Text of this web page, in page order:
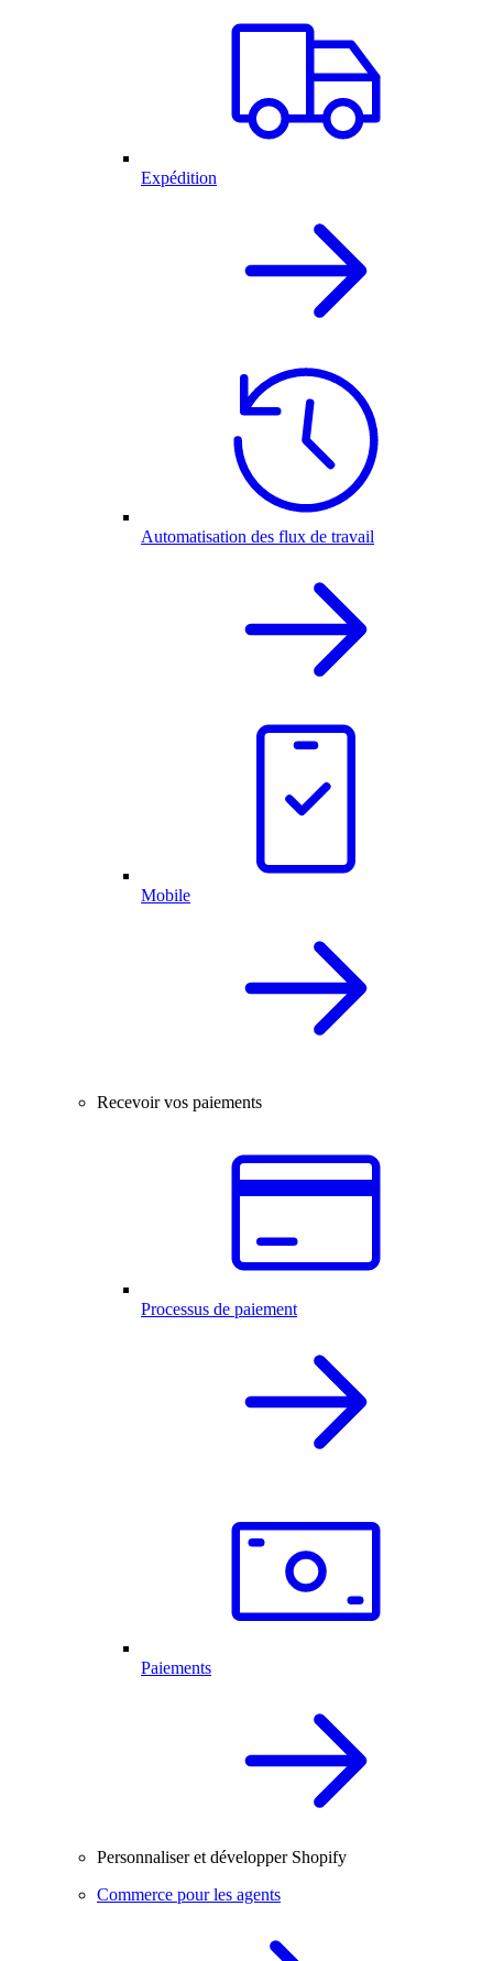
Expédition
Automatisation des flux de travail
Mobile
Recevoir vos paiements
Processus de paiement
Paiements
Personnaliser et développer Shopify
Commerce pour les agents